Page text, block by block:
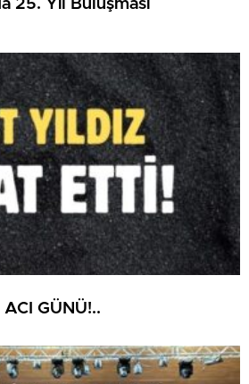
25. Yıl Buluşması
GÜNÜ!..